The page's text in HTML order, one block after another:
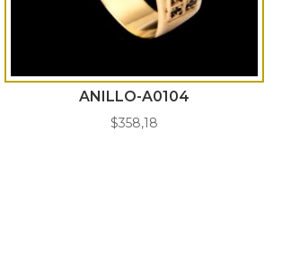
ANILLO-A0104
$358,18